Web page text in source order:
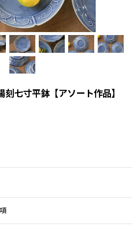
七寸平鉢【アソート作品】